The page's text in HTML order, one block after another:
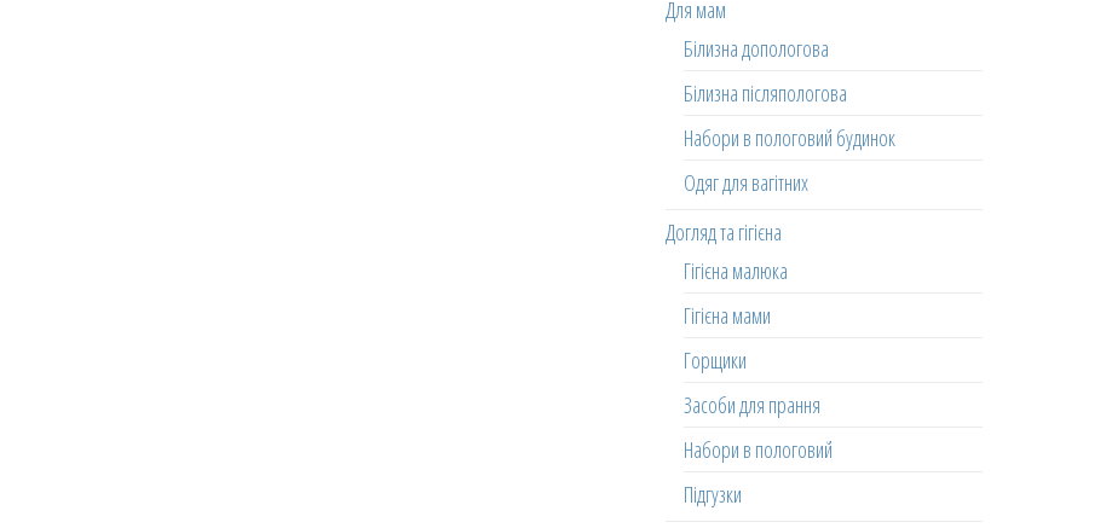
Для мам
Білизна допологова
Білизна післяпологова
Набори в пологовий будинок
Одяг для вагітних
Догляд та гігієна
Гігієна малюка
Гігієна мами
Горщики
Засоби для прання
Набори в пологовий
Підгузки